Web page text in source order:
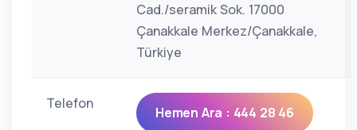
Cad./seramik Sok. 17000
Çanakkale Merkez/Çanakkale,
Türkiye
Telefon
Hemen Ara : 444 28 46